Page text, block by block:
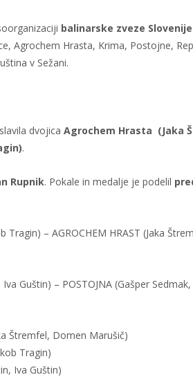
balinarske zveze Slovenije
Agrochem Hrasta, Krima, Postojne,
v Sežani.
dvojica Agrochem Hrasta (Jaka
.
Rupnik. Pokale in medalje je podelil
Tragin) – AGROCHEM HRAST (Jaka
Iva Guštin) – POSTOJNA (Gašper
Štremfel, Domen Marušič)
Tragin)
Iva Guštin)